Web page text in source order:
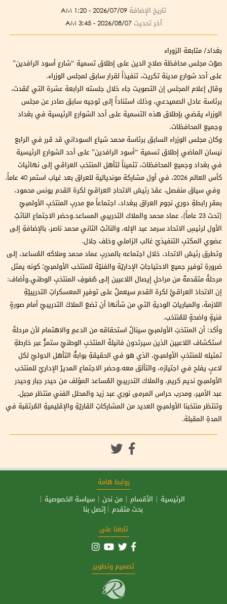
تاريخ الإضافة 2026/07/09 - 1:20 AM
آخر تحديث 2026/08/07 - 3:45 AM
بغداد/ متابعة الزوراء
صوّت مجلس محافظة صلاح الدين على إطلاق تسمية “شارع أسود الرافدين”
على أحد شوارع مدينة تكريت، تنفيذاً لقرار سابق لمجلس الوزراء.
وقال إعلام المجلس إن التصويت جاء خلال جلسته الرابعة عشرة التي عُقدت،
برئاسة عادل الصميدعي، وذلك استناداً إلى توجيه سابق صادر عن مجلس
الوزراء يقضي بإطلاق هذه التسمية على أحد الشوارع الرئيسية في بغداد
وجميع المحافظات.
وكان مجلس الوزراء السابق برئاسة محمد شياع السوداني قد قرر في الرابع
نيسان الماضي إطلاق تسمية “أسود الرافدين” على أحد الشوارع الرئيسية
في بغداد وجميع المحافظات، تثميناً لتأهل المنتخب العراقي إلى نهائيات
كأس العالم 2026، في أول مشاركة مونديالية للعراق بعد غياب استمر 40 عاماً.
وفي سياق منفصل، عقدَ رئيسُ الاتحادِ العراقيّ لكرة القدم يونس محمود،
بمقرِ رابطةِ دوري نجوم العراق ببغداد، اجتماعاً مع مدربِ المنتخبِ الأولمبيّ
(تحت 23 عاماً)، عماد محمد والملاك التدريبي المساعد.وحضر الاجتماع النائبُ
الأول لرئيسِ الاتحاد سرمد عبد الإله، والنائبُ الثاني محمد ناصر، بالإضافةِ إلى
عضوي المكتبِ التنفيذيّ غالب الزاملي وخلف جلال.
وتطرق رئيسُ الاتحاد، خلال اجتماعه بالمدربِ عماد محمد وملاكه المُساعد، إلى
ضرورةِ توفيرِ جميع الاحتياجاتِ الإداريّة والفنيّة للمنتخب الأولمبيّ؛ كونه يمثل
مرحلةً متقدمةّ من مراحلِ إيصال اللاعبين إلى صُفوفِ المنتخبِ الوطني.وأضاف:
إن الاتحادَ العراقيَّ لكرة القدم سيعملُ على توفيرِ المعسكراتِ التدريبيّةِ
اللازمة، والمبارياتِ الوديةِ التي من شأنها أن تضعَ الملاكَ التدريبيّ أمام صورةٍ
فنيةٍ واضحةٍ للمُنتخب.
وأكد: أن المنتخبَ الأولمبيّ سينالُ استحقاقه من الدعمِ والاهتمام لأن مرحلةَ
استكشاف اللاعبين الذين سيرتدون فانيلةَ المنتخبِ الوطنيّ ستمرُّ عبر خارطةِ
تمثيله للمنتخبِ الأولمبيّ، الذي هو في الحقيقةِ بوابةُ التأهل الدوليّ لكل
لاعبٍ يفلح في اجتيازه، والتألق معه.وحضر الاجتماع المديرُ الإداريّ للمنتخب
الأولمبيّ نديم كريم، والملاك التدريبيّ المُساعد المؤلف من حيدر جبار وحيدر
عبد الأمير، ومدرب حراس المرمى نوري عبد زيد والمحلل الفني منتظر مجبل.
وتنتظر منتخبنا الأولمبيّ العديد من المشاركاتِ القاريّةِ والإقليميةِ المُرتقبة في
المدةِ المقبلة.
روابط هامة
الرئيسية
الأقسام من نحن
سياسة الخصوصية
بحث متقدم
إتصل بنا
تابعنا على
تصميم وتطوير